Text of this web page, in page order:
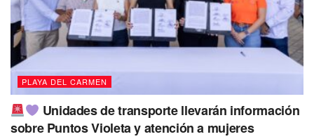
Nelli Keila Barragán García de 29 añosfue visto por
última vez por sus familiares el pasado8 de mayo de
2023 en Mpio.,Othón P. Blanco, Quintana Roo.
PLAYA DEL CARMEN
Unidades de transporte llevarán información
sobre Puntos Violeta y atención a mujeres